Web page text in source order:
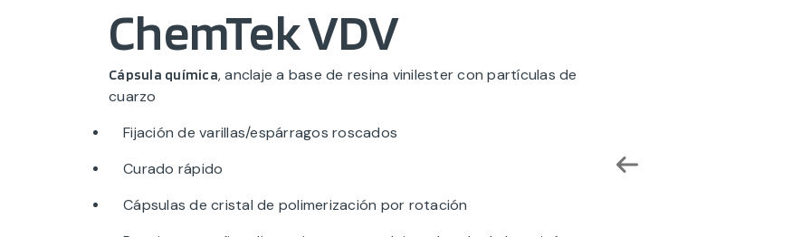
ChemTek VDV
Cápsula química, anclaje a base de resina vinilester con partículas de
cuarzo
Fijación de varillas/espárragos roscados
Curado rápido
Cápsulas de cristal de polimerización por rotación